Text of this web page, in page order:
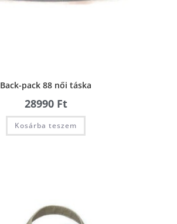
Back-pack 88 női táska
28990 Ft
Kosárba teszem